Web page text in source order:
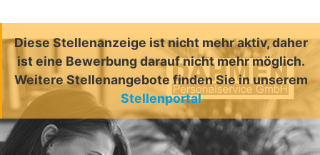
Diese Stellenanzeige ist nicht mehr aktiv, daher
ist eine Bewerbung darauf nicht mehr möglich.
Weitere Stellenangebote finden Sie in unserem
Stellenportal